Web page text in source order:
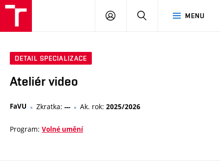
MENU
PŘIHLÁSIT
DETAIL SPECIALIZACE
Ateliér video
FaVU Zkratka: --- Ak. rok: 2025/2026
Program: Volné umění